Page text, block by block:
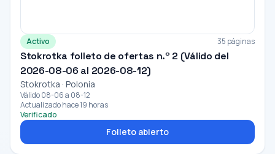
Activo 35 páginas
Stokrotka folleto de ofertas n.º 2 (Válido del
2026-08-06 al 2026-08-12)
Stokrotka · Polonia
Válido 08-06 a 08-12
Actualizado hace 19 horas
Verificado
Folleto abierto